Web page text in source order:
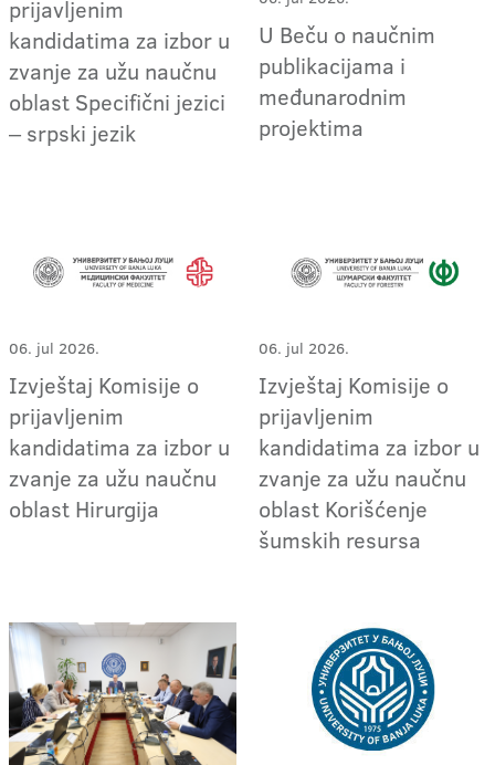
prijavljenim
kandidatima za izbor u
zvanje za užu naučnu
oblast Specifični jezici
‒ srpski jezik
U Beču o naučnim
publikacijama i
međunarodnim
projektima
06. jul 2026.
Izvještaj Komisije o
prijavljenim
kandidatima za izbor u
zvanje za užu naučnu
oblast Hirurgija
06. jul 2026.
Izvještaj Komisije o
prijavljenim
kandidatima za izbor u
zvanje za užu naučnu
oblast Korišćenje
šumskih resursa